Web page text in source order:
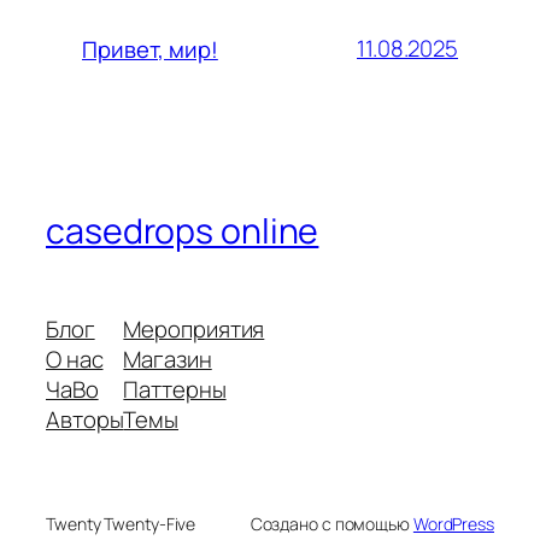
Привет, мир! 11.08.2025
casedrops online
Блог
О нас
ЧаВо
Авторы
Мероприятия
Магазин
Паттерны
Темы
Twenty Twenty-Five Создано с помощьюWordPress